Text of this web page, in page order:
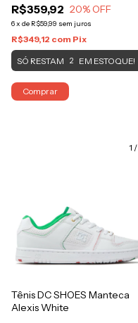
R$359,92 20% OFF
6x de R$59,99 sem juros
R$349,12 com Pix
SÓ RESTAM 2 EM ESTOQUE!
Comprar
1 /
Tênis DC SHOES Manteca
Alexis White